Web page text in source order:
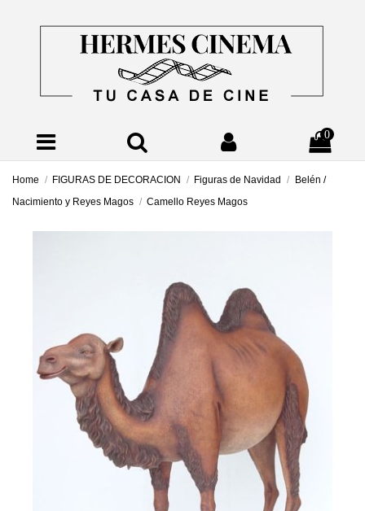
0
Home FIGURAS DE DECORACION Figuras de Navidad
Belén /
Nacimiento y Reyes Magos
Camello Reyes Magos